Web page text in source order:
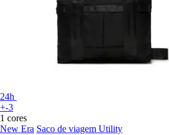
24h
+-3
1 cores
New Era Saco de viagem Utility